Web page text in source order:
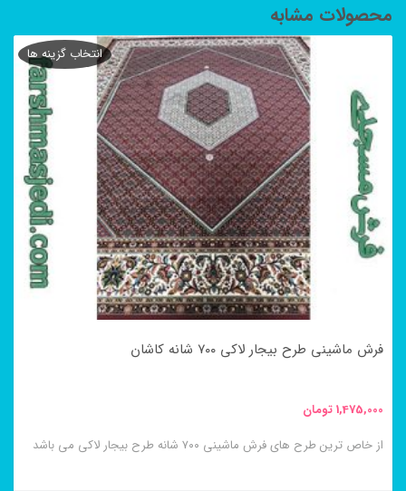
محصولات مشابه
فرش ماشینی طرح بیجار لاکی ۷۰۰ شانه کاشان
1,475,000تومان
از خاص ترین طرح های فرش ماشینی ۷۰۰ شانه طرح بیجار لاکی می باشد
انتخاب گزینه ها